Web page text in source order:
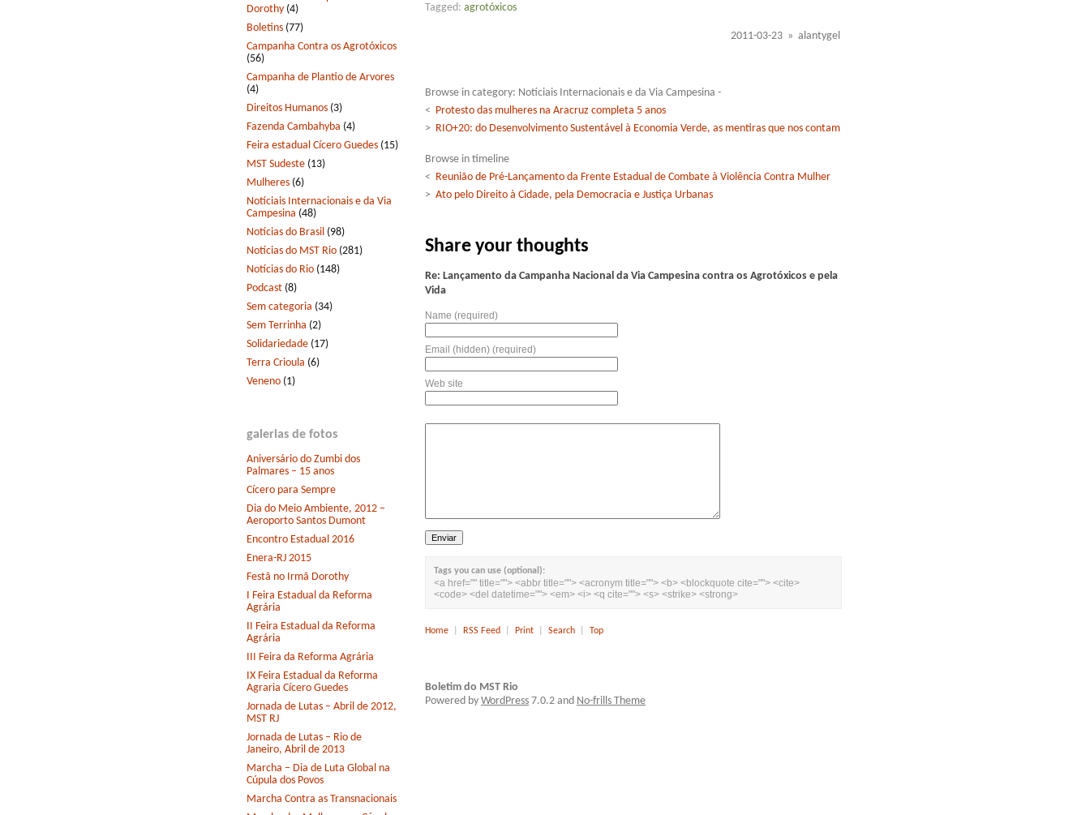
Dorothy (4)
Boletins (77)
Campanha Contra os Agrotóxicos
(56)
Campanha de Plantio de Arvores
(4)
Direitos Humanos (3)
Fazenda Cambahyba (4)
Feira estadual Cícero Guedes (15)
MST Sudeste (13)
Mulheres (6)
Notíciais Internacionais e da Via
Campesina (48)
Notícias do Brasil (98)
Notícias do MST Rio (281)
Notícias do Rio (148)
Podcast (8)
Sem categoria (34)
Sem Terrinha (2)
Solidariedade (17)
Terra Crioula (6)
Veneno (1)
galerias de fotos
Aniversário do Zumbi dos
Palmares – 15 anos
Cícero para Sempre
Dia do Meio Ambiente, 2012 –
Aeroporto Santos Dumont
Encontro Estadual 2016
Enera-RJ 2015
Festã no Irmã Dorothy
I Feira Estadual da Reforma
Agrária
II Feira Estadual da Reforma
Agrária
III Feira da Reforma Agrária
IX Feira Estadual da Reforma
Agraria Cícero Guedes
Jornada de Lutas – Abril de 2012,
MST RJ
Jornada de Lutas – Rio de
Janeiro, Abril de 2013
Marcha – Dia de Luta Global na
Cúpula dos Povos
Marcha Contra as Transnacionais
Tagged: agrotóxicos
2011-03-23 » alantygel
Browse in category: Notíciais Internacionais e da Via Campesina -
< Protesto das mulheres na Aracruz completa 5 anos
> RIO+20: do Desenvolvimento Sustentável à Economia Verde, as mentiras que nos contam
Browse in timeline
< Reunião de Pré-Lançamento da Frente Estadual de Combate à Violência Contra Mulher
> Ato pelo Direito à Cidade, pela Democracia e Justiça Urbanas
Share your thoughts
Re: Lançamento da Campanha Nacional da Via Campesina contra os Agrotóxicos e pela
Vida
Name (required)
Email (hidden) (required)
Web site
Tags you can use (optional):
<a href="" title=""> <abbr title=""> <acronym title=""> <b> <blockquote cite=""> <cite>
<code> <del datetime=""> <em> <i> <q cite=""> <s> <strike> <strong>
Home RSS Feed Print Search Top
Boletim do MST Rio
Powered by WordPress 7.0.2 and No-frills Theme